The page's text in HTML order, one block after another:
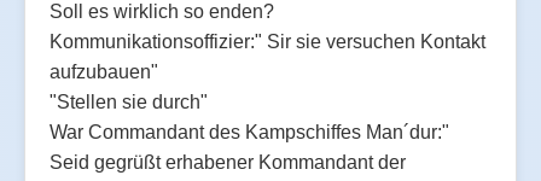
Soll es wirklich so enden?
Kommunikationsoffizier:" Sir sie versuchen Kontakt
aufzubauen"
"Stellen sie durch"
War Commandant des Kampschiffes Man´dur:"
Seid gegrüßt erhabener Kommandant der